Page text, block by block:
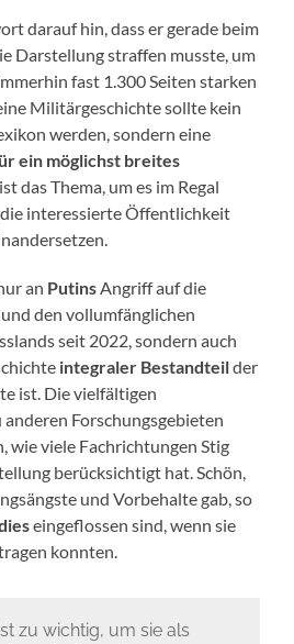
darauf hin, dass er gerade beim
Darstellung straffen musste, um
fast 1.300 Seiten starken
Militärgeschichte sollte kein
werden, sondern eine
ein möglichst breites
das Thema, um es im Regal
interessierte Öffentlichkeit
an PutinsAngriff auf die
den vollumfänglichen
seit 2022, sondern auch
integraler Bestandteilder
ist. Die vielfältigen
Forschungsgebieten
wie viele Fachrichtungen Stig
berücksichtigt hat. Schön,
und Vorbehalte gab, so
eingeflossen sind, wenn sie
konnten.
zu wichtig, um sie als